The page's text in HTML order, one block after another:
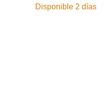
Disponible 2 días